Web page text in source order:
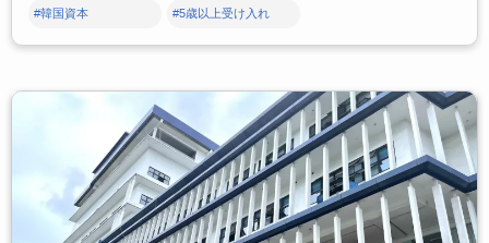
#韓国資本 #5歳以上受け入れ